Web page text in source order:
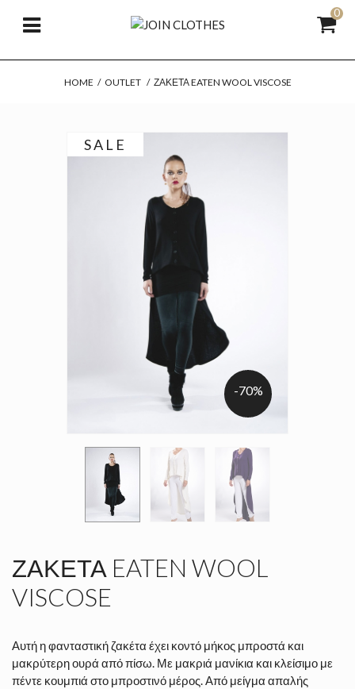
0
HOME / OUTLET / ΖΑΚΈΤΑ EATEN WOOL VISCOSE
SALE
-70%
ΖΑΚΈΤΑ EATEN WOOL
VISCOSE
Αυτή η φανταστική ζακέτα έχει κοντό μήκος μπροστά και
μακρύτερη ουρά από πίσω. Με μακριά μανίκια και κλείσιμο με
πέντε κουμπιά στο μπροστινό μέρος. Από μείγμα απαλής